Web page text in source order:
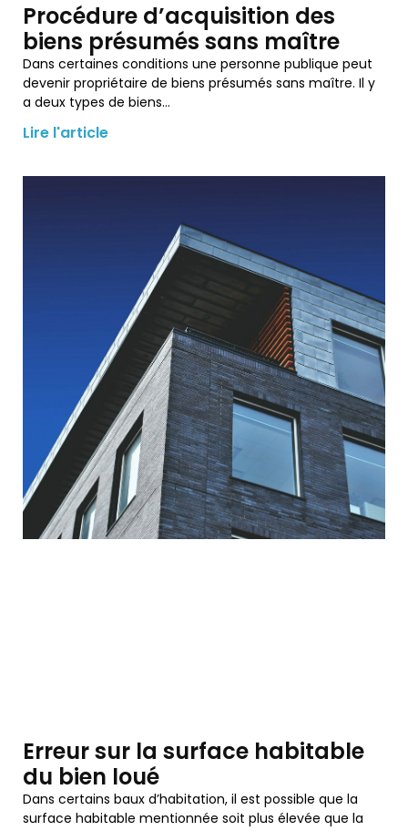
Procédure d’acquisition des
biens présumés sans maître
Dans certaines conditions une personne publique peut
devenir propriétaire de biens présumés sans maître. Il y
a deux types de biens…
Lire l'article
Erreur sur la surface habitable
du bien loué
Dans certains baux d’habitation, il est possible que la
surface habitable mentionnée soit plus élevée que la